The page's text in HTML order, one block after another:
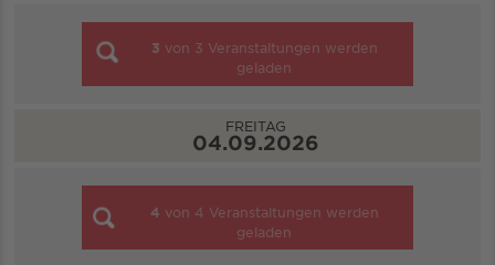
3 von 3 Veranstaltungen werden
geladen
FREITAG
04.09.2026
4 von 4 Veranstaltungen werden
geladen